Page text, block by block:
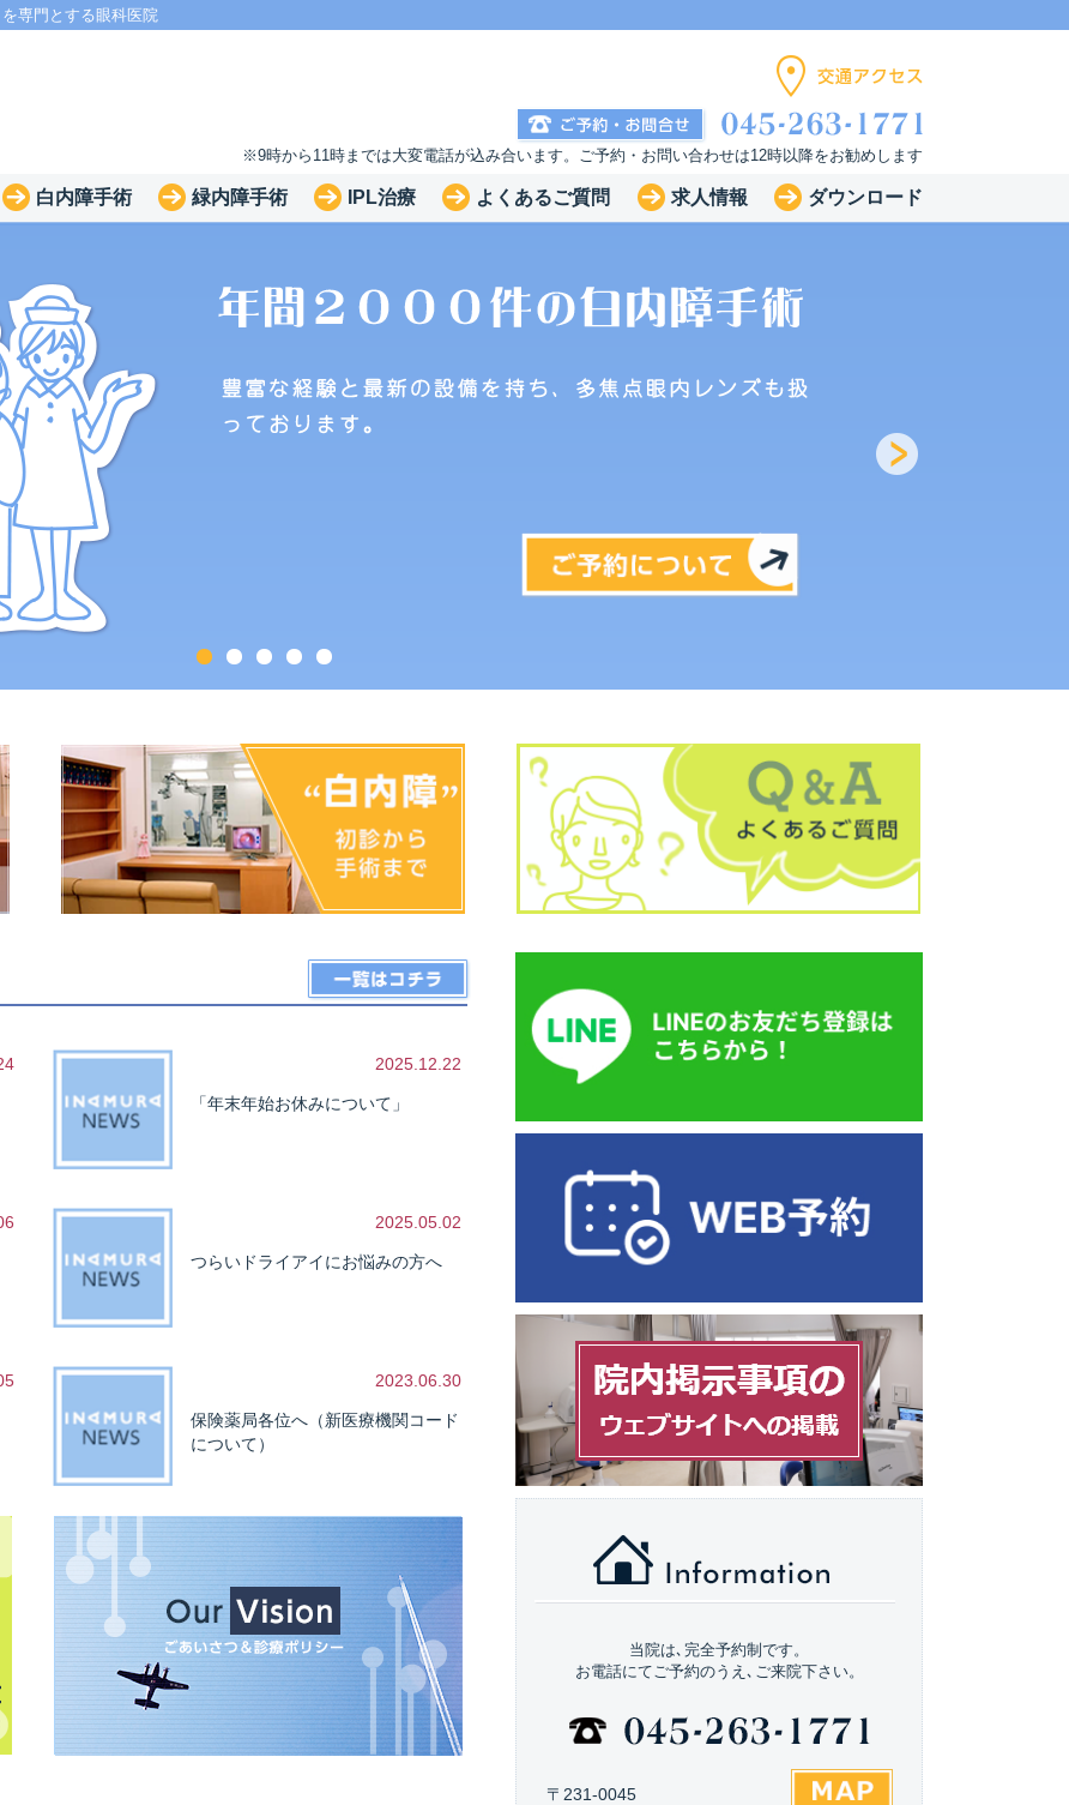
専門とする眼科医院
※9時から11時までは大変電話が込み合います。ご予約・お問い合わせは12時以降をお勧めします
白内障手術 緑内障手術 IPL治療 よくあるご質問 求人情報 ダウンロード
2025.12.22
「年末年始お休みについて」
2025.05.02
つらいドライアイにお悩みの方へ
2023.06.30
保険薬局各位へ（新医療機関コード
について）
当院は､完全予約制です。
お電話にてご予約のうえ､ご来院下さい。
〒231-0045